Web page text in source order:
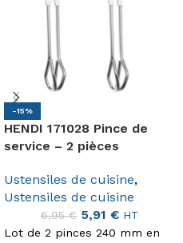
-15%
HENDI 171028 Pince de
service – 2 pièces
Ustensiles de cuisine,
Ustensiles de cuisine
6,95€ 5,91 € HT
Lot de 2 pinces 240 mm en